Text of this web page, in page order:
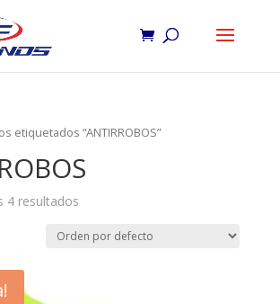
etiquetados “ANTIRROBOS”
4 resultados